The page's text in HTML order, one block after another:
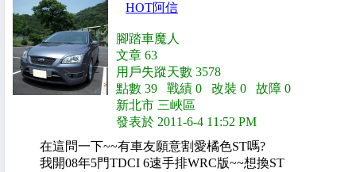
HOT阿信
腳踏車魔人
文章 63
用戶失蹤天數 3578
點數 39 戰績 0 改裝 0 故障 0
新北市 三峽區
發表於 2011-6-4 11:52 PM
在這問一下~~有車友願意割愛橘色ST嗎?
我開08年5門TDCI 6速手排WRC版~~想換ST